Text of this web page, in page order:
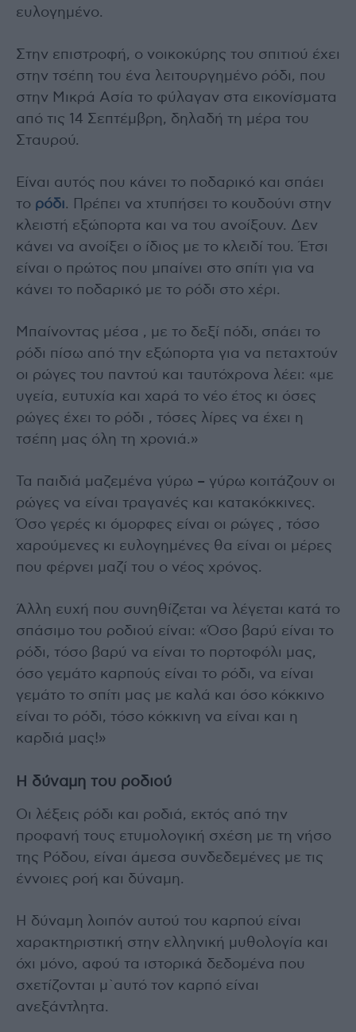
ευλογημένο.
Στην επιστροφή, ο νοικοκύρης του σπιτιού έχει
στην τσέπη του ένα λειτουργημένο ρόδι, που
στην Μικρά Ασία το φύλαγαν στα εικονίσματα
από τις 14 Σεπτέμβρη, δηλαδή τη μέρα του
Σταυρού.
Είναι αυτός που κάνει το ποδαρικό και σπάει
το ρόδι. Πρέπει να χτυπήσει το κουδούνι στην
κλειστή εξώπορτα και να του ανοίξουν. Δεν
κάνει να ανοίξει ο ίδιος με το κλειδί του. Έτσι
είναι ο πρώτος που μπαίνει στο σπίτι για να
κάνει το ποδαρικό με το ρόδι στο χέρι.
Μπαίνοντας μέσα , με το δεξί πόδι, σπάει το
ρόδι πίσω από την εξώπορτα για να πεταχτούν
οι ρώγες του παντού και ταυτόχρονα λέει: «με
υγεία, ευτυχία και χαρά το νέο έτος κι όσες
ρώγες έχει το ρόδι , τόσες λίρες να έχει η
τσέπη μας όλη τη χρονιά.»
Τα παιδιά μαζεμένα γύρω – γύρω κοιτάζουν οι
ρώγες να είναι τραγανές και κατακόκκινες.
Όσο γερές κι όμορφες είναι οι ρώγες , τόσο
χαρούμενες κι ευλογημένες θα είναι οι μέρες
που φέρνει μαζί του ο νέος χρόνος.
Άλλη ευχή που συνηθίζεται να λέγεται κατά το
σπάσιμο του ροδιού είναι: «Όσο βαρύ είναι το
ρόδι, τόσο βαρύ να είναι το πορτοφόλι μας,
όσο γεμάτο καρπούς είναι το ρόδι, να είναι
γεμάτο το σπίτι μας με καλά και όσο κόκκινο
είναι το ρόδι, τόσο κόκκινη να είναι και η
καρδιά μας!»
Η δύναμη του ροδιού
Οι λέξεις ρόδι και ροδιά, εκτός από την
προφανή τους ετυμολογική σχέση με τη νήσο
της Ρόδου, είναι άμεσα συνδεδεμένες με τις
έννοιες ροή και δύναμη.
Η δύναμη λοιπόν αυτού του καρπού είναι
χαρακτηριστική στην ελληνική μυθολογία και
όχι μόνο, αφού τα ιστορικά δεδομένα που
σχετίζονται μ`αυτό τον καρπό είναι
ανεξάντλητα.